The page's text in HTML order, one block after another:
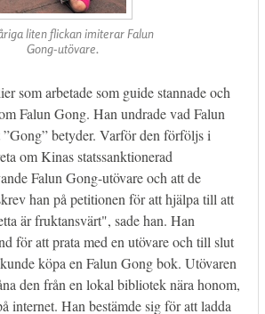
liten flickan imiterar Falun
Gong-utövare.
som arbetade som guide stannade och
Falun Gong. Han undrade vad Falun
betyder. Varför den förföljs i
om Kinas statssanktionerad
Falun Gong-utövare och att de
han på petitionen för att hjälpa till att
är fruktansvärt", sade han. Han
för att prata med en utövare och till slut
köpa en Falun Gong bok. Utövaren
den från en lokal bibliotek nära honom,
internet. Han bestämde sig för att ladda